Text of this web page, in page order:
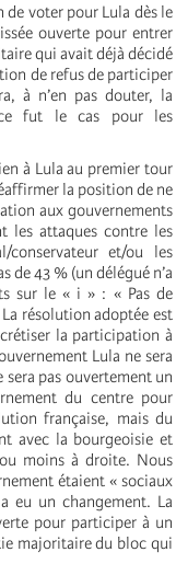
de voter pour Lula dès le
ouverte pour entrer
qui avait déjà décidé
de refus de participer
à n’en pas douter, la
fut le cas pour les
à Lula au premier tour
la position de ne
aux gouvernements
les attaques contre les
conservateur et/ou les
de 43 % (un délégué n’a
sur le « i » : « Pas de
résolution adoptée est
la participation à
Lula ne sera
sera pas ouvertement un
du centre pour
française, mais du
avec la bourgeoisie et
moins à droite. Nous
étaient « sociaux
eu un changement. La
pour participer à un
majoritaire du bloc qui